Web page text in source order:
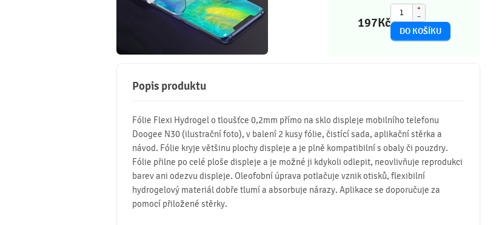
197Kč
+
−
Popis produktu
Fólie Flexi Hydrogel o tloušťce 0,2mm přímo na sklo displeje mobilního telefonu
Doogee N30 (ilustrační foto), v balení 2 kusy fólie, čistící sada, aplikační stěrka a
návod. Fólie kryje většinu plochy displeje a je plně kompatibilní s obaly či pouzdry.
Fólie přilne po celé ploše displeje a je možné ji kdykoli odlepit, neovlivňuje reprodukci
barev ani odezvu displeje. Oleofobní úprava potlačuje vznik otisků, flexibilní
hydrogelový materiál dobře tlumí a absorbuje nárazy. Aplikace se doporučuje za
pomocí přiložené stěrky.